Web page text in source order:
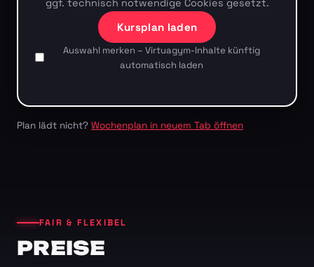
ggf. technisch notwendige Cookies gesetzt.
Kursplan laden
Auswahl merken – Virtuagym-Inhalte künftig
automatisch laden
Plan lädt nicht? Wochenplan in neuem Tab öffnen
FAIR & FLEXIBEL
PREISE